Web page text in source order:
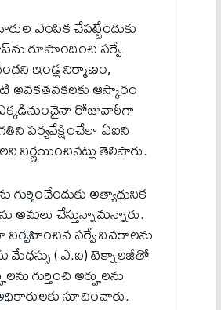
ఎంపిక చేప‌ట్టేందుకు
రూపొందించి స‌ర్వే
ఇండ్ల నిర్మాణం,
అవ‌క‌త‌వ‌క‌ల‌కు ఆస్కారం
రోజువారీగా
పర్యవేక్షించేలా ఏ‌ఐని
తెలిపారు.
అత్యాధునిక
చేస్తున్నామన్నారు.
స‌ర్వే వివ‌రాల‌ను
మేధ‌స్సు ( ఎ.ఐ) టెక్నాల‌జీతో
గుర్తించి అర్హులను
సూచించారు.